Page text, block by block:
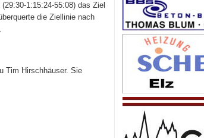
1:15:24-55:08) das Ziel
die Ziellinie nach
Tim Hirschhäuser. Sie